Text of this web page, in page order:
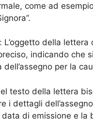
come ad
L’oggetto della lettera
indicando che
dell’assegno per la
testo della lettera
i dettagli
di emissione e la